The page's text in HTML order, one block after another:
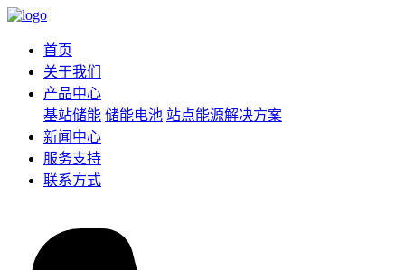
首页
关于我们
产品中心
基站储能 储能电池 站点能源解决方案
新闻中心
服务支持
联系方式